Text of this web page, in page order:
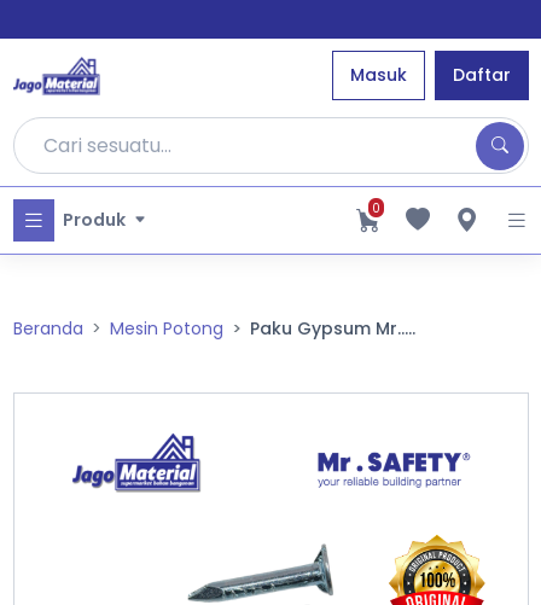
Masuk Daftar
Produk 0
Beranda Mesin Potong Paku Gypsum Mr.....